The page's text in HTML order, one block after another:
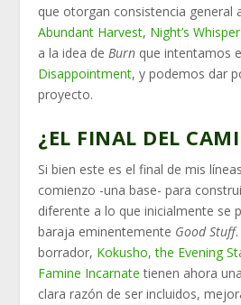
que otorgan consistencia general
Abundant Harvest, Night’s Whisper
a la idea de Burn que intentamos
Disappointment, y podemos dar
proyecto.
¿EL FINAL DEL
Si bien este es el final de mis
comienzo -una base- para
diferente a lo que inicialmente se
baraja eminentemente Good Stuff
borrador, Kokusho, the Evening
Famine Incarnate tienen ahora
clara razón de ser incluidos,